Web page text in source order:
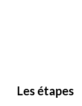
Les étapes